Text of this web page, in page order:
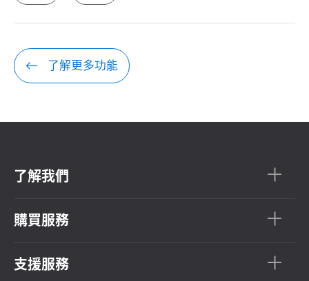
了解更多功能
了解我們
購買服務
支援服務